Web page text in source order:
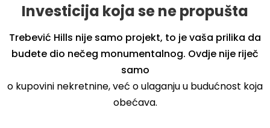
Investicija koja se ne propušta
Trebević Hills nije samo projekt, to je vaša prilika da
budete dio nečeg monumentalnog. Ovdje nije riječ
samo
o kupovini nekretnine, već o ulaganju u budućnost koja
obećava.